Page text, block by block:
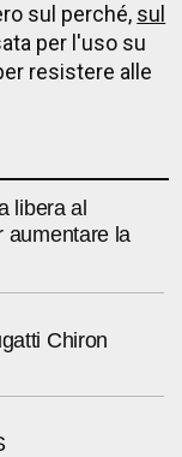
sul perché, sul
per l'uso su
resistere alle
libera al
aumentare la
Chiron